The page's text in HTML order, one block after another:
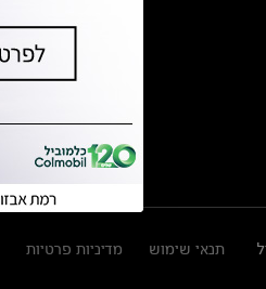
תנאי שימוש מדיניות פרטיות